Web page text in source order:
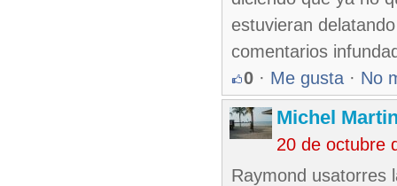
estuvieran
comentarios
0 · Me gusta · No
Michel
20 de octubre
Raymond usatorres